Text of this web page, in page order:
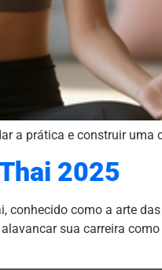
a prática e construir
2025
conhecido como a arte
sua carreira